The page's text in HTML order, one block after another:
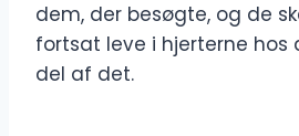
dem, der besøgte, og de
fortsat leve i hjerterne hos
del af det.